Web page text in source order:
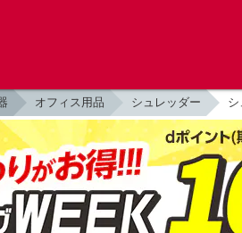
オフィス用品 シュレッダー